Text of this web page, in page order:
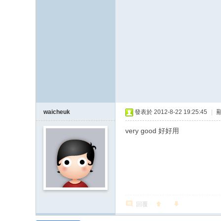
waicheuk 發表於 2012-8-22 19:25:45
very good 好好用
回覆